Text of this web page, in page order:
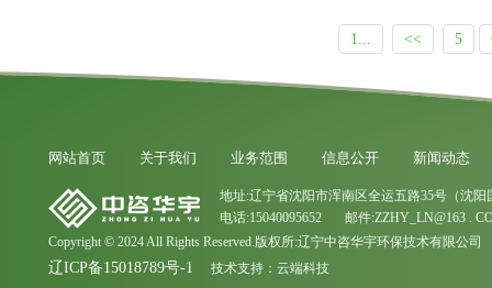
1... << 5
网站首页 关于我们 业务范围 信息公开 新闻动态
地址:辽宁省沈阳市浑南区全运五路35号（沈阳
电话:15040095652 邮件:ZZHY_LN@163 .
Copyright © 2024 All Rights Reserved.版权所:辽宁中咨华宇环保技术有限公司
辽ICP备15018789号-1 技术支持： 云端科技